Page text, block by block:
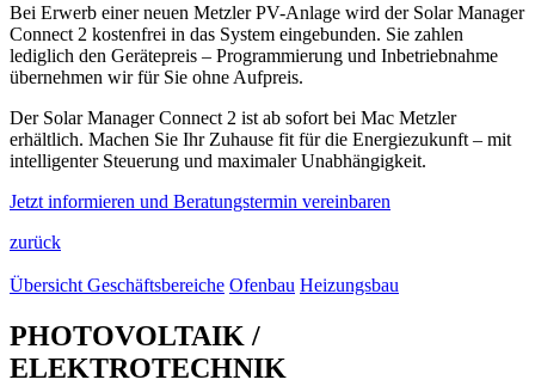
Bei Erwerb einer neuen Metzler PV-Anlage wird der Solar Manager
Connect 2 kostenfrei in das System eingebunden. Sie zahlen
lediglich den Gerätepreis – Programmierung und Inbetriebnahme
übernehmen wir für Sie ohne Aufpreis.
Der Solar Manager Connect 2 ist ab sofort bei Mac Metzler
erhältlich. Machen Sie Ihr Zuhause fit für die Energiezukunft – mit
intelligenter Steuerung und maximaler Unabhängigkeit.
Jetzt informieren und Beratungstermin vereinbaren
zurück
Übersicht Geschäftsbereiche Ofenbau Heizungsbau
PHOTOVOLTAIK /
ELEKTROTECHNIK